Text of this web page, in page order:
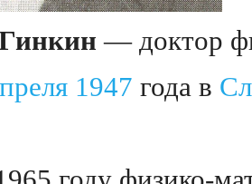
— доктор
1947 года в